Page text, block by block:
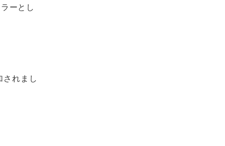
ーとし
れまし